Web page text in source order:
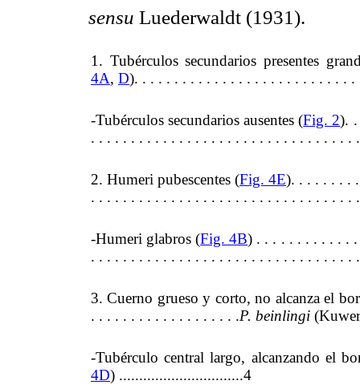
sensu Luederwaldt (1931).
1. Tubérculos secundarios presentes
4A, D). . . . . . . . . . . . . . . . . . . . . . . . . . . .
-Tubérculos secundarios ausentes (Fig. 2).
. . . . . . . . . . . . . . . . . . . . . . . . . . . . . . . . .
2. Humeri pubescentes (Fig. 4E). . . . . . . .
. . . . . . . . . . . . . . . . . . . . . . . . . . . . . . . . .
-Humeri glabros (Fig. 4B) . . . . . . . . . . . .
. . . . . . . . . . . . . . . . . . . . . . . . . . . . . . . . .
3. Cuerno grueso y corto, no alcanza el
. . . . . . . . . . . . . . . . . . .P. beinlingi
-Tubérculo central largo, alcanzando el
4D) ...............................4